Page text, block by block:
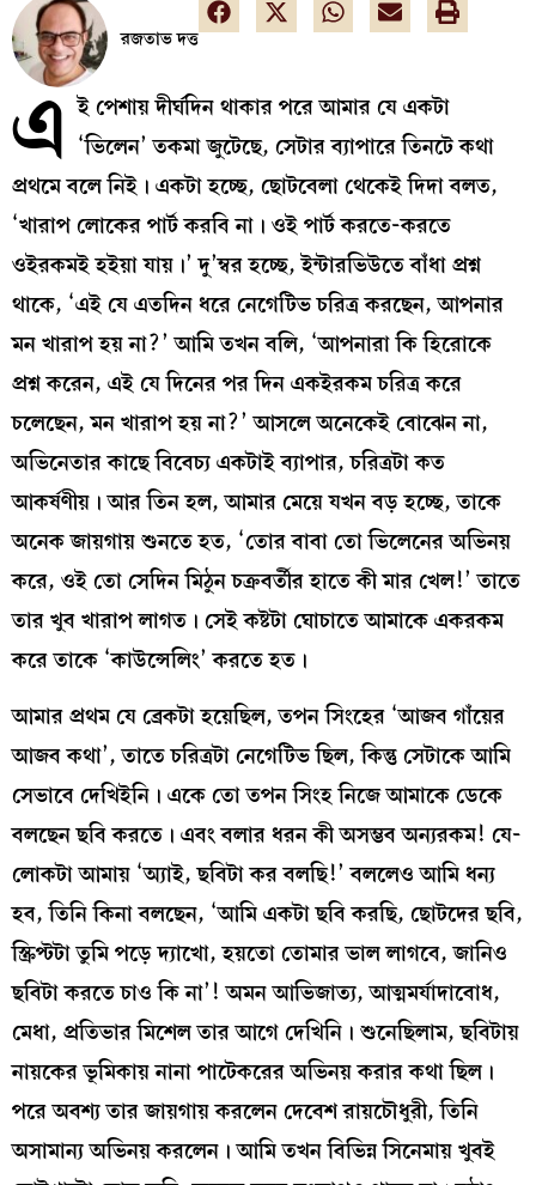
রজতাভ দত্ত
এ ই পেশায় দীর্ঘদিন থাকার পরে আমার যে একটা
‘ভিলেন’ তকমা জুটেছে, সেটার ব্যাপারে তিনটে কথা
প্রথমে বলে নিই। একটা হচ্ছে, ছোটবেলা থেকেই দিদা বলত,
‘খারাপ লোকের পার্ট করবি না। ওই পার্ট করতে-করতে
ওইরকমই হইয়া যায়।’ দু’ম্বর হচ্ছে, ইন্টারভিউতে বাঁধা প্রশ্ন
থাকে, ‘এই যে এতদিন ধরে নেগেটিভ চরিত্র করছেন, আপনার
মন খারাপ হয় না?’ আমি তখন বলি, ‘আপনারা কি হিরোকে
প্রশ্ন করেন, এই যে দিনের পর দিন একইরকম চরিত্র করে
চলেছেন, মন খারাপ হয় না?’ আসলে অনেকেই বোঝেন না,
অভিনেতার কাছে বিবেচ্য একটাই ব্যাপার, চরিত্রটা কত
আকর্ষণীয়। আর তিন হল, আমার মেয়ে যখন বড় হচ্ছে, তাকে
অনেক জায়গায় শুনতে হত, ‘তোর বাবা তো ভিলেনের অভিনয়
করে, ওই তো সেদিন মিঠুন চক্রবর্তীর হাতে কী মার খেল!’ তাতে
তার খুব খারাপ লাগত। সেই কষ্টটা ঘোচাতে আমাকে একরকম
করে তাকে ‘কাউন্সেলিং’ করতে হত।
আমার প্রথম যে ব্রেকটা হয়েছিল, তপন সিংহের ‘আজব গাঁয়ের
আজব কথা’, তাতে চরিত্রটা নেগেটিভ ছিল, কিন্তু সেটাকে আমি
সেভাবে দেখিইনি। একে তো তপন সিংহ নিজে আমাকে ডেকে
বলছেন ছবি করতে। এবং বলার ধরন কী অসম্ভব অন্যরকম! যে-
লোকটা আমায় ‘অ্যাই, ছবিটা কর বলছি!’ বললেও আমি ধন্য
হব, তিনি কিনা বলছেন, ‘আমি একটা ছবি করছি, ছোটদের ছবি,
স্ক্রিপ্টটা তুমি পড়ে দ্যাখো, হয়তো তোমার ভাল লাগবে, জানিও
ছবিটা করতে চাও কি না’! অমন আভিজাত্য, আত্মমর্যাদাবোধ,
মেধা, প্রতিভার মিশেল তার আগে দেখিনি। শুনেছিলাম, ছবিটায়
নায়কের ভূমিকায় নানা পাটেকরের অভিনয় করার কথা ছিল।
পরে অবশ্য তার জায়গায় করলেন দেবেশ রায়চৌধুরী, তিনি
অসামান্য অভিনয় করলেন। আমি তখন বিভিন্ন সিনেমায় খুবই